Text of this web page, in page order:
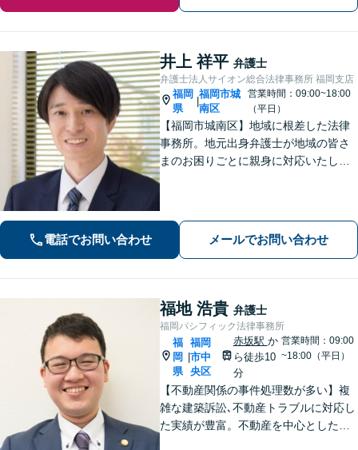
井上 祥平 弁護士
弁護士法人サイオン総合法律事務所 福岡支店
福岡
県
|
福岡市城
南区
営業時間：09:00~18:00
（平日）
【福岡市城南区】地域に根差した法律
事務所。地元出身弁護士が地域の皆さ
まのお困りごとに親身に対応いたしま
電話でお問い合わせ メールでお問い合わせ
福地 浩貴 弁護士
福岡パシフィック法律事務所
福
岡
県
福岡
市中
央区
赤坂駅 か
ら徒歩10
分
営業時間：09:00
~18:00（平日）
【不動産関係の事件処理数が多い】複
雑な建築訴訟､不動産トラブルに対応し
た実績が豊富。不動産を中心とした相